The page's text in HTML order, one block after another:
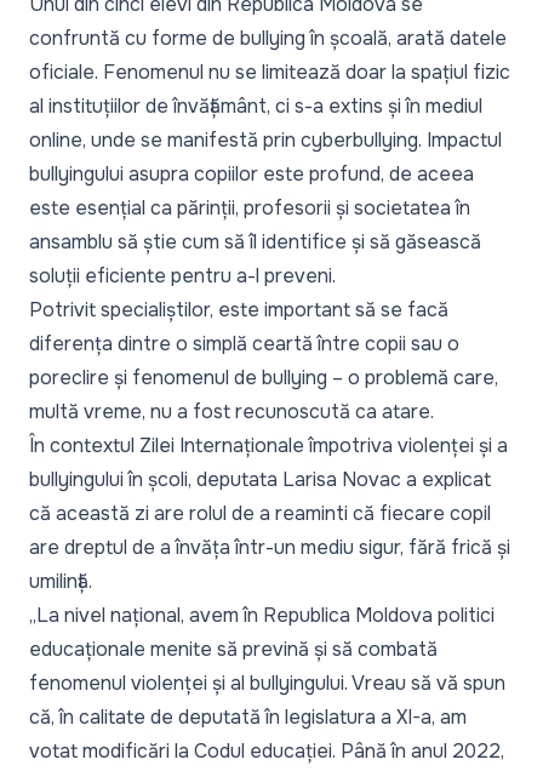
confruntă cu forme de bullying în școală, arată datele
oficiale. Fenomenul nu se limitează doar la spațiul fizic
al instituțiilor de învățământ, ci s-a extins și în mediul
online, unde se manifestă prin cyberbullying. Impactul
bullyingului asupra copiilor este profund, de aceea
este esențial ca părinții, profesorii și societatea în
ansamblu să știe cum să îl identifice și să găsească
soluții eficiente pentru a-l preveni.
Potrivit specialiștilor, este important să se facă
diferența dintre o simplă ceartă între copii sau o
poreclire și fenomenul de bullying – o problemă care,
multă vreme, nu a fost recunoscută ca atare.
În contextul Zilei Internaționale împotriva violenței și a
bullyingului în școli, deputata Larisa Novac a explicat
că această zi are rolul de a reaminti că fiecare copil
are dreptul de a învăța într-un mediu sigur, fără frică și
umilință.
„La nivel național, avem în Republica Moldova politici
educaționale menite să prevină și să combată
fenomenul violenței și al bullyingului. Vreau să vă spun
că, în calitate de deputată în legislatura a XI-a, am
votat modificări la Codul educației. Până în anul 2022,